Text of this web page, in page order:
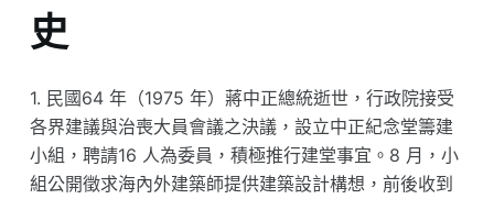
史
1. 民國64 年（1975 年）蔣中正總統逝世，行政院接受
各界建議與治喪大員會議之決議，設立中正紀念堂籌建
小組，聘請16 人為委員，積極推行建堂事宜。8 月，小
組公開徵求海內外建築師提供建築設計構想，前後收到